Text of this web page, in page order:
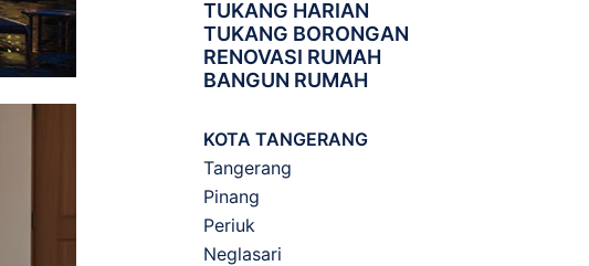
TUKANG HARIAN
TUKANG BORONGAN
RENOVASI RUMAH
BANGUN RUMAH
KOTA TANGERANG
Tangerang
Pinang
Periuk
Neglasari